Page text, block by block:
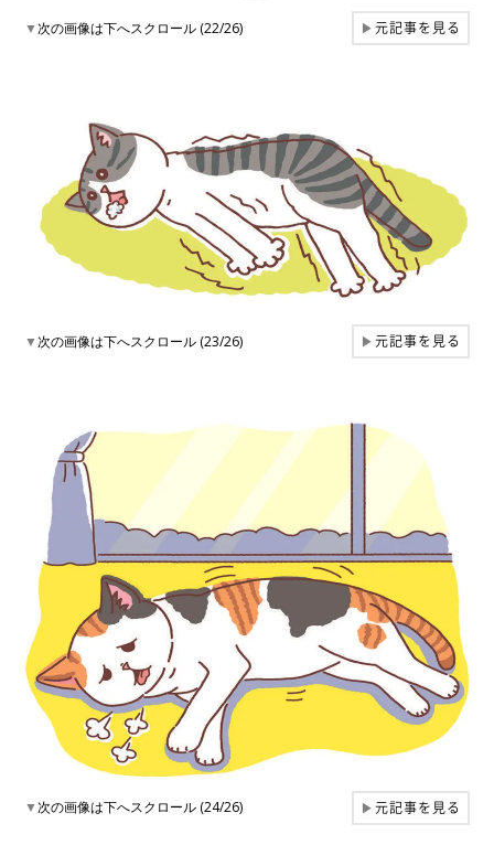
▼次の画像は下へスクロール (22/26) ▶元記事を見る
▼次の画像は下へスクロール (23/26) ▶元記事を見る
▼次の画像は下へスクロール (24/26) ▶元記事を見る